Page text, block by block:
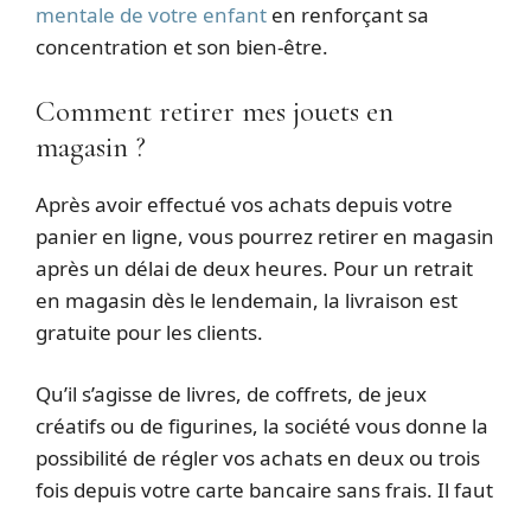
mentale de votre enfant en renforçant sa
concentration et son bien-être.
Comment retirer mes jouets en
magasin ?
Après avoir effectué vos achats depuis votre
panier en ligne, vous pourrez retirer en magasin
après un délai de deux heures. Pour un retrait
en magasin dès le lendemain, la livraison est
gratuite pour les clients.
Qu’il s’agisse de livres, de coffrets, de jeux
créatifs ou de figurines, la société vous donne la
possibilité de régler vos achats en deux ou trois
fois depuis votre carte bancaire sans frais. Il faut